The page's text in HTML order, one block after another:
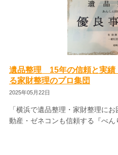
遺品整理 15年の信頼と実績
る家財整理のプロ集団
2025年05月22日
「横浜で遺品整理・家財整理に
動産・ゼネコンも信頼する『べ